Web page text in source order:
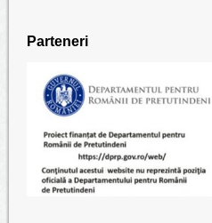
Parteneri